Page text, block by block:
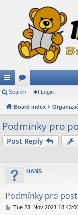
ui
ck
lin
ks
or
u
s
Search Login
Board index
Podmínky pro
Post Reply
HANS
Podmínky pro
PTue 23. Nov 2021